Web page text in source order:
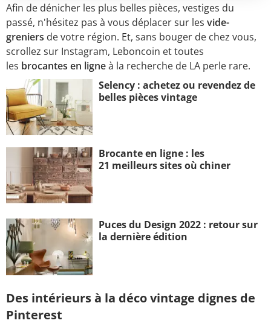
Afin de dénicher les plus belles pièces, vestiges du
passé, n'hésitez pas à vous déplacer sur les vide-
greniers de votre région. Et, sans bouger de chez vous,
scrollez sur Instagram, Leboncoin et toutes
les brocantes en ligneà la recherche de LA perle rare.
Selency : achetez ou revendez de
belles pièces vintage
Brocante en ligne : les
21 meilleurs sites où chiner
Puces du Design 2022 : retour sur
la dernière édition
Des intérieurs à la déco vintage dignes de
Pinterest